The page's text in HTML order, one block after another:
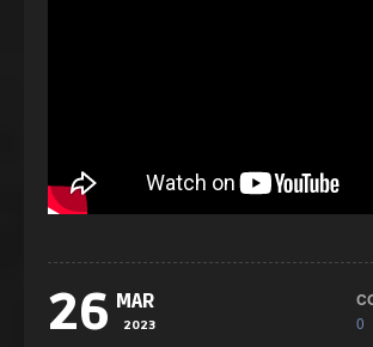
26 MAR
2023 0